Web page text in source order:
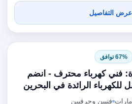
عرض التفاصيل
67% توافق
فني كهرباء محترف - انضم
للكهرباء الرائدة في البحرين
فنيين وحرفيين